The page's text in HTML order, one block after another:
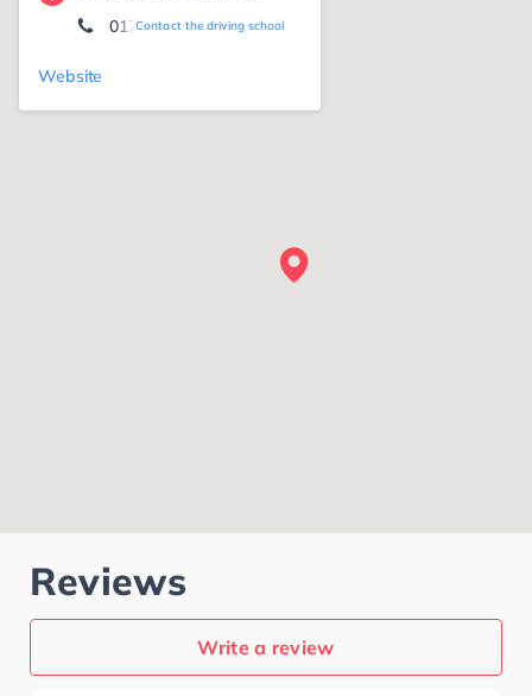
Contact the driving school
0171 6 43 04 76
Website
Reviews
Write a review